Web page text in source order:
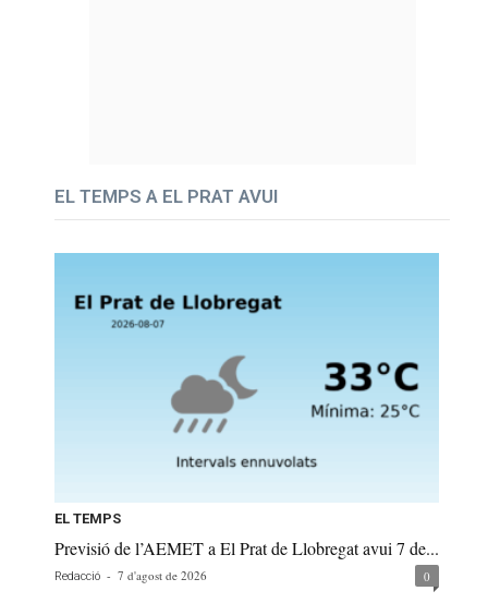
EL TEMPS A EL PRAT AVUI
EL TEMPS
Previsió de l’AEMET a El Prat de Llobregat avui 7 de...
Redacció - 7 d'agost de 2026 0